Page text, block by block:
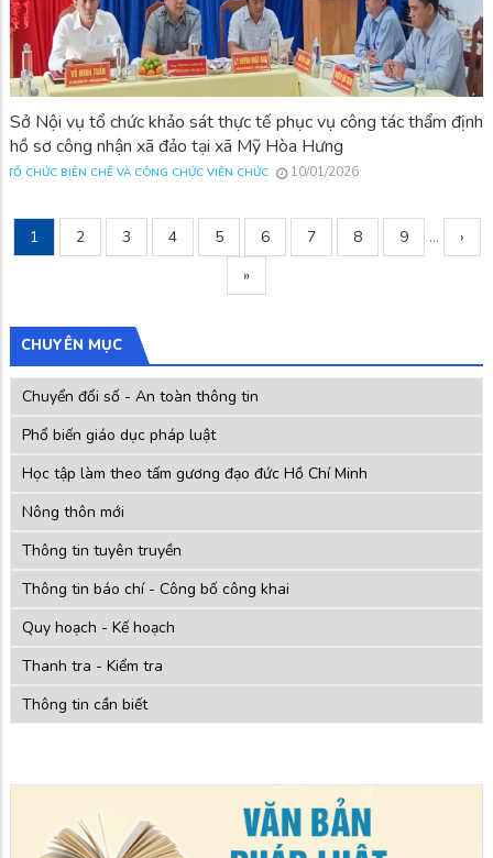
Sở Nội vụ tổ chức khảo sát thực tế phục vụ công tác thẩm định
hồ sơ công nhận xã đảo tại xã Mỹ Hòa Hưng
TỔ CHỨC BIÊN CHẾ VÀ CÔNG CHỨC VIÊN CHỨC 10/01/2026
Pagination
Current
page
1 Page
2 Page
3 Page
4 Page
5 Page
6 Page
7 Page
8 Page
9 …
Next
›
Trang
cuối
»
CHUYÊN MỤC
Chuyển đổi số - An toàn thông tin
Phổ biến giáo dục pháp luật
Học tập làm theo tấm gương đạo đức Hồ Chí Minh
Nông thôn mới
Thông tin tuyên truyền
Thông tin báo chí - Công bố công khai
Quy hoạch - Kế hoạch
Thanh tra - Kiểm tra
Thông tin cần biết